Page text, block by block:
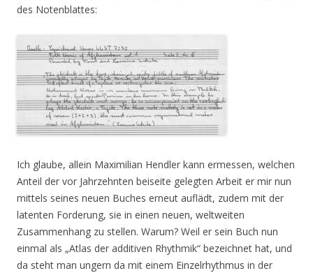
des Notenblattes:
Ich glaube, allein Maximilian Hendler kann ermessen, welchen
Anteil der vor Jahrzehnten beiseite gelegten Arbeit er mir nun
mittels seines neuen Buches erneut auflädt, zudem mit der
latenten Forderung, sie in einen neuen, weltweiten
Zusammenhang zu stellen. Warum? Weil er sein Buch nun
einmal als „Atlas der additiven Rhythmik“ bezeichnet hat, und
da steht man ungern da mit einem Einzelrhythmus in der